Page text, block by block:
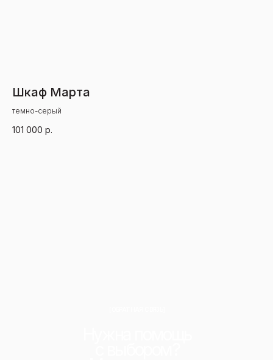
Шкаф Марта
темно-серый
101 000 р.